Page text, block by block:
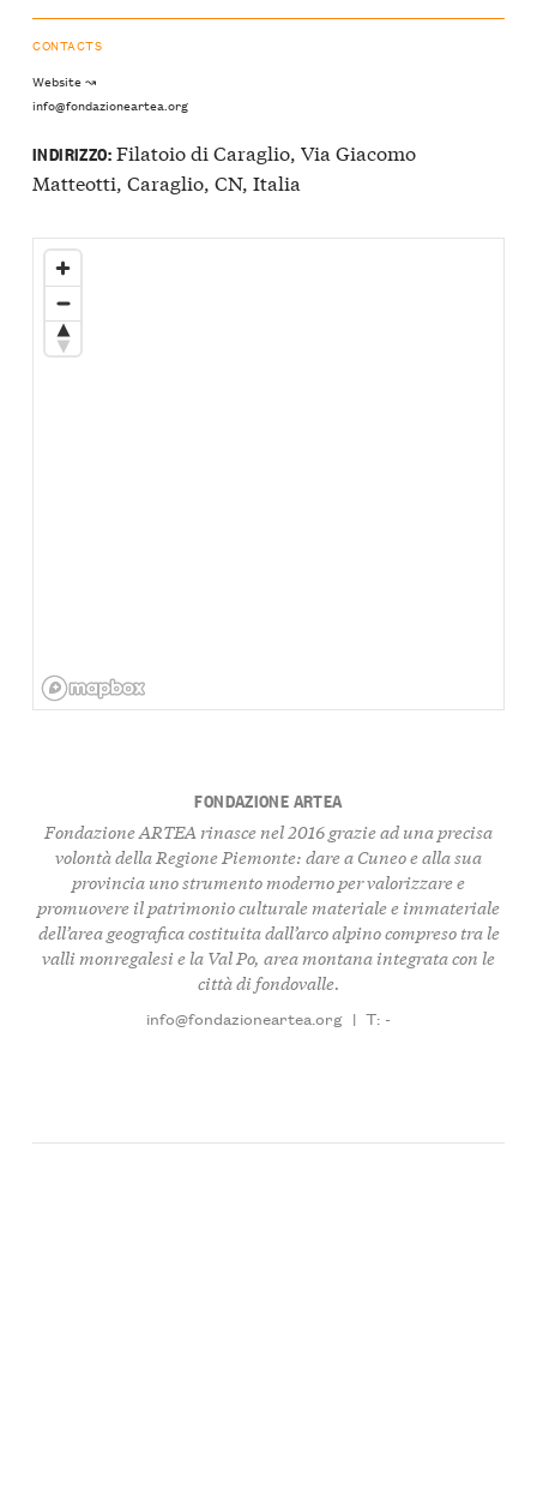
CONTACTS
Website ↝
info@fondazioneartea.org
INDIRIZZO:Filatoio di Caraglio, Via Giacomo
Matteotti, Caraglio, CN, Italia
FONDAZIONE ARTEA
Fondazione ARTEA rinasce nel 2016 grazie ad una precisa
volontà della Regione Piemonte: dare a Cuneo e alla sua
provincia uno strumento moderno per valorizzare e
promuovere il patrimonio culturale materiale e immateriale
dell’area geografica costituita dall’arco alpino compreso tra le
valli monregalesi e la Val Po, area montana integrata con le
città di fondovalle.
info@fondazioneartea.org | T: -